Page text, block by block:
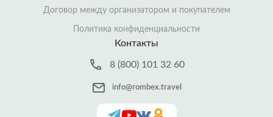
Договор между организатором и покупателем
Политика конфиденциальности
Контакты
8 (800) 101 32 60
info@rombex.travel